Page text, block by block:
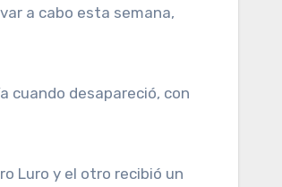
a cabo esta semana,
cuando desapareció, con
Luro y el otro recibió un